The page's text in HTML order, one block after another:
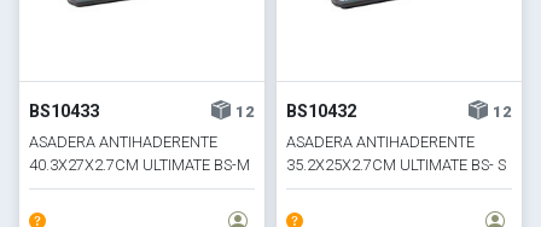
BS10433
12
ASADERA ANTIHADERENTE
40.3X27X2.7CM ULTIMATE BS-M
BS10432
12
ASADERA ANTIHADERENTE
35.2X25X2.7CM ULTIMATE BS- S